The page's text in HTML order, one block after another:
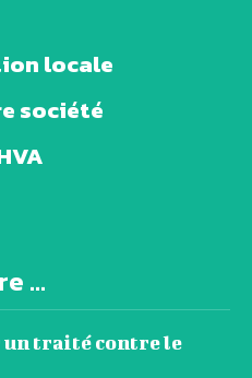
locale
société
...
un traité contre le